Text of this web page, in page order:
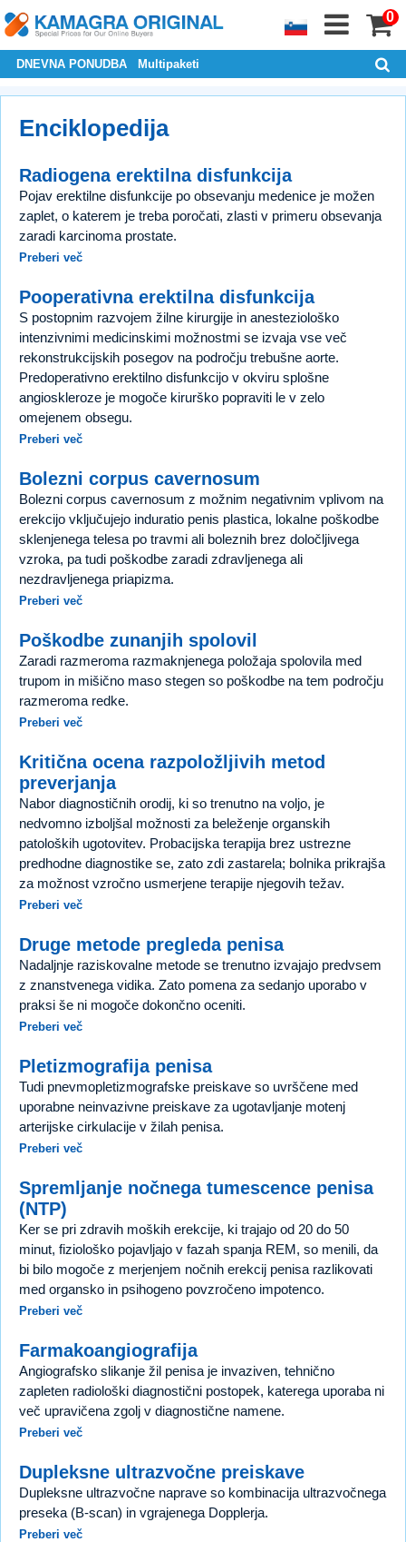
0
DNEVNA PONUDBA Multipaketi
Enciklopedija
Radiogena erektilna disfunkcija
Pojav erektilne disfunkcije po obsevanju medenice je možen
zaplet, o katerem je treba poročati, zlasti v primeru obsevanja
zaradi karcinoma prostate.
Preberi več
Pooperativna erektilna disfunkcija
S postopnim razvojem žilne kirurgije in anesteziološko
intenzivnimi medicinskimi možnostmi se izvaja vse več
rekonstrukcijskih posegov na področju trebušne aorte.
Predoperativno erektilno disfunkcijo v okviru splošne
angioskleroze je mogoče kirurško popraviti le v zelo
omejenem obsegu.
Preberi več
Bolezni corpus cavernosum
Bolezni corpus cavernosum z možnim negativnim vplivom na
erekcijo vključujejo induratio penis plastica, lokalne poškodbe
sklenjenega telesa po travmi ali boleznih brez določljivega
vzroka, pa tudi poškodbe zaradi zdravljenega ali
nezdravljenega priapizma.
Preberi več
Poškodbe zunanjih spolovil
Zaradi razmeroma razmaknjenega položaja spolovila med
trupom in mišično maso stegen so poškodbe na tem področju
razmeroma redke.
Preberi več
Kritična ocena razpoložljivih metod
preverjanja
Nabor diagnostičnih orodij, ki so trenutno na voljo, je
nedvomno izboljšal možnosti za beleženje organskih
patoloških ugotovitev. Probacijska terapija brez ustrezne
predhodne diagnostike se, zato zdi zastarela; bolnika prikrajša
za možnost vzročno usmerjene terapije njegovih težav.
Preberi več
Druge metode pregleda penisa
Nadaljnje raziskovalne metode se trenutno izvajajo predvsem
z znanstvenega vidika. Zato pomena za sedanjo uporabo v
praksi še ni mogoče dokončno oceniti.
Preberi več
Pletizmografija penisa
Tudi pnevmopletizmografske preiskave so uvrščene med
uporabne neinvazivne preiskave za ugotavljanje motenj
arterijske cirkulacije v žilah penisa.
Preberi več
Spremljanje nočnega tumescence penisa
(NTP)
Ker se pri zdravih moških erekcije, ki trajajo od 20 do 50
minut, fiziološko pojavljajo v fazah spanja REM, so menili, da
bi bilo mogoče z merjenjem nočnih erekcij penisa razlikovati
med organsko in psihogeno povzročeno impotenco.
Preberi več
Farmakoangiografija
Angiografsko slikanje žil penisa je invaziven, tehnično
zapleten radiološki diagnostični postopek, katerega uporaba ni
več upravičena zgolj v diagnostične namene.
Preberi več
Dupleksne ultrazvočne preiskave
Dupleksne ultrazvočne naprave so kombinacija ultrazvočnega
preseka (B-scan) in vgrajenega Dopplerja.
Preberi več